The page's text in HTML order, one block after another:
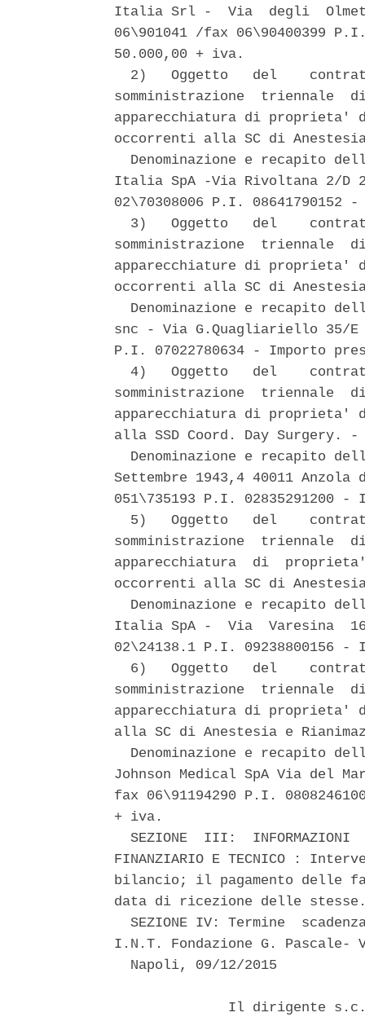
Italia Srl -  Via  degli
06\901041 /fax 06\90400399
50.000,00 + iva.
2)   Oggetto   del
somministrazione
apparecchiatura di
occorrenti alla SC di Anestesia
Denominazione e recapito
Italia SpA -Via Rivoltana 2/D
02\70308006 P.I.
3)   Oggetto   del
somministrazione
apparecchiature di
occorrenti alla SC di
Denominazione e recapito
snc - Via G.Quagliariello 35/
P.I. 07022780634 - Importo
4)   Oggetto   del
somministrazione
apparecchiatura di
alla SSD Coord. Day Surgery. -
Denominazione e recapito
Settembre 1943,4 40011
051\735193 P.I. 02835291200
5)   Oggetto   del
somministrazione
apparecchiatura  di
occorrenti alla SC di
Denominazione e recapito
Italia SpA -  Via  Varesina
02\24138.1 P.I. 09238800156
6)   Oggetto   del
somministrazione
apparecchiatura di proprieta'
alla SC di Anestesia e
Denominazione e recapito
Johnson Medical SpA Via del
fax 06\91194290 P.I.
+ iva.
SEZIONE  III:  INFORMAZIONI
FINANZIARIO E TECNICO :
bilancio; il pagamento delle
data di ricezione delle
SEZIONE IV: Termine
I.N.T. Fondazione G. Pascale-
  Napoli, 09/12/2015
Il dirigente